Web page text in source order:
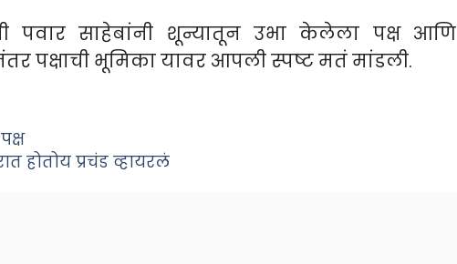
पवार साहेबांनी शून्यातून उभा केलेला पक्ष आणि
पक्षाची भूमिका यावर आपली स्पष्ट मतं मांडली.
होतोय प्रचंड व्हायरलं